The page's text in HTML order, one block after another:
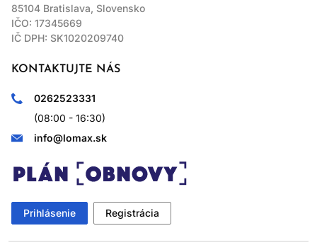
85104 Bratislava, Slovensko
IČO: 17345669
IČ DPH: SK1020209740
KONTAKTUJTE NÁS
0262523331
(08:00 - 16:30)
info@lomax.sk
Prihlásenie Registrácia